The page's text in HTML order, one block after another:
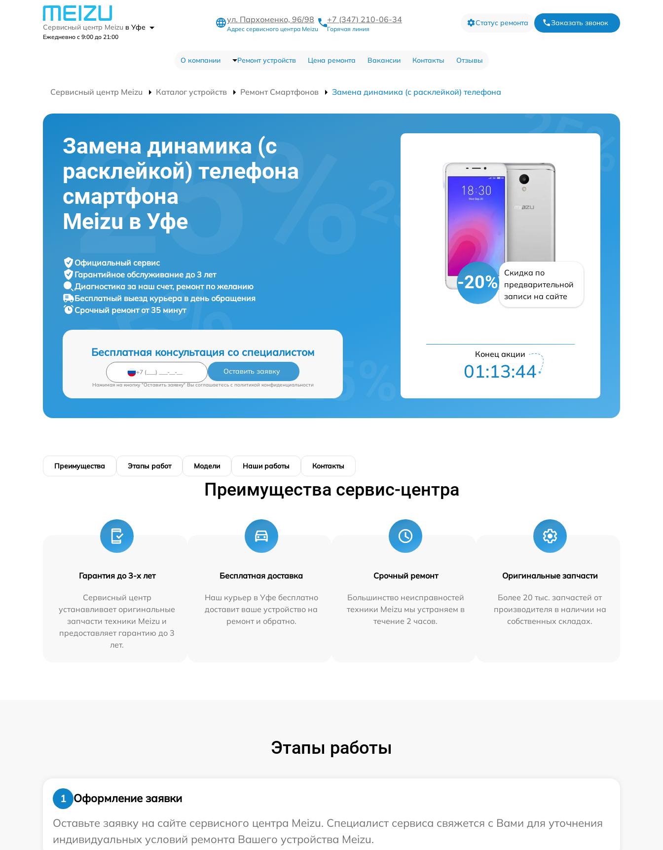
Сервисный центр Meizu в Уфе
Ежедневно с 9:00 до 21:00
ул. Пархоменко, 96/98
Адрес сервисного центра Meizu
+7 (347) 210-06-34
Горячая линия
Статус ремонта Заказать звонок
О компании Ремонт устройств Цена ремонта Вакансии Контакты Отзывы
Сервисный центр Meizu Каталог устройств Ремонт Смартфонов Замена динамика (с расклейкой) телефона
Замена динамика (с
расклейкой) телефона
смартфона
Meizu в Уфе
Официальный сервис
Гарантийное обслуживание до 3 лет
Диагностика за наш счет, ремонт по желанию
Бесплатный выезд курьера в день обращения
Срочный ремонтот 35 минут
Бесплатная консультация со специалистом
Оставить заявку
Нажимая на кнопку "Оставить заявку" Вы соглашаетесь c политикой конфиденциальности
-20%
Скидка по
предварительной
записи на сайте
Конец акции
01:13:43
Преимущества Этапы работ Модели Наши работы Контакты
Преимущества сервис-центра
Гарантия до 3-х лет
Сервисный центр
устанавливает оригинальные
запчасти техники Meizu и
предоставляет гарантию до 3
лет.
Бесплатная доставка
Наш курьер в Уфе бесплатно
доставит ваше устройство на
ремонт и обратно.
Срочный ремонт
Большинство неисправностей
техники Meizu мы устраняем в
течение 2 часов.
Оригинальные запчасти
Более 20 тыс. запчастей от
производителя в наличии на
собственных складах.
Этапы работы
1
Оформление заявки
Оставьте заявку на сайте сервисного центра Meizu. Специалист сервиса свяжется с Вами для уточнения
индивидуальных условий ремонта Вашего устройства Meizu.